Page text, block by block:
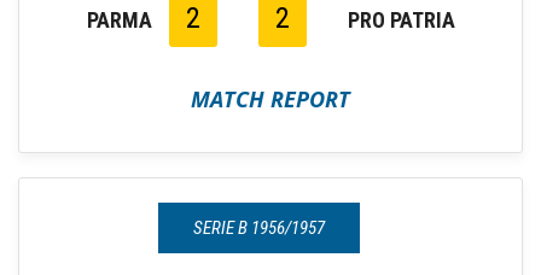
PARMA 2 2 PRO PATRIA
MATCH REPORT
SERIE B 1956/1957